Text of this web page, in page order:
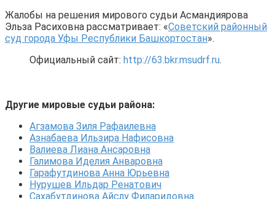
Жалобы на решения мирового судьи Асмандиярова
Эльза Расиховна рассматривает: «Советский районный
суд города Уфы Республики Башкортостан».
Официальный сайт: http://63.bkr.msudrf.ru.
Другие мировые судьи района:
Агзамова Зиля Рафаилевна
Азнабаева Ильзира Нафисовна
Валиева Лиана Ансаровна
Галимова Иделия Анваровна
Гарафутдинова Анна Юрьевна
Нурушев Ильдар Ренатович
Сахабутдинова Айслу Филаридовна